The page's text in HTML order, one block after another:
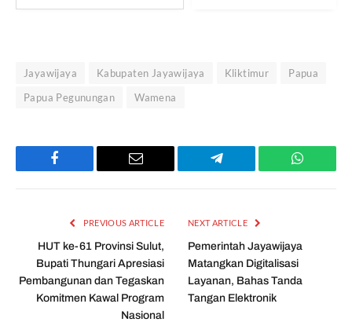
Jayawijaya Kabupaten Jayawijaya Kliktimur
Papua
Papua Pegunungan
Wamena
Facebook Email Telegram
PREVIOUS ARTICLE
HUT ke-61 Provinsi Sulut,
Bupati Thungari Apresiasi
Pembangunan dan Tegaskan
Komitmen Kawal Program
Nasional
NEXT ARTICLE
Pemerintah Jayawijaya
Matangkan Digitalisasi
Layanan, Bahas Tanda
Tangan Elektronik